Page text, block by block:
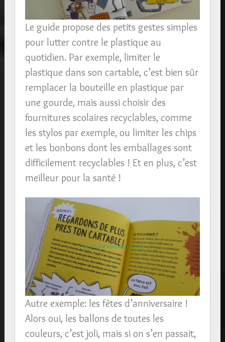
Le guide propose des petits gestes simples
pour lutter contre le plastique au
quotidien. Par exemple, limiter le
plastique dans son cartable, c’est bien sûr
remplacer la bouteille en plastique par
une gourde, mais aussi choisir des
fournitures scolaires recyclables, comme
les stylos par exemple, ou limiter les chips
et les bonbons dont les emballages sont
difficilement recyclables ! Et en plus, c’est
meilleur pour la santé !
Autre exemple: les fêtes d’anniversaire !
Alors oui, les ballons de toutes les
couleurs, c’est joli, mais si on s’en passait,